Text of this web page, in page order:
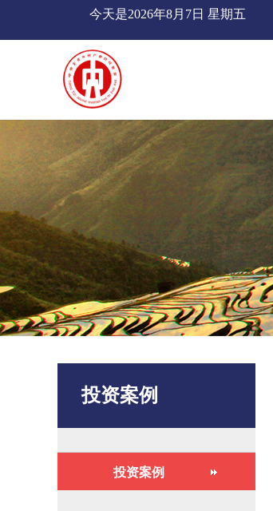
今天是2026年8月7日 星期五
投资案例
投资案例